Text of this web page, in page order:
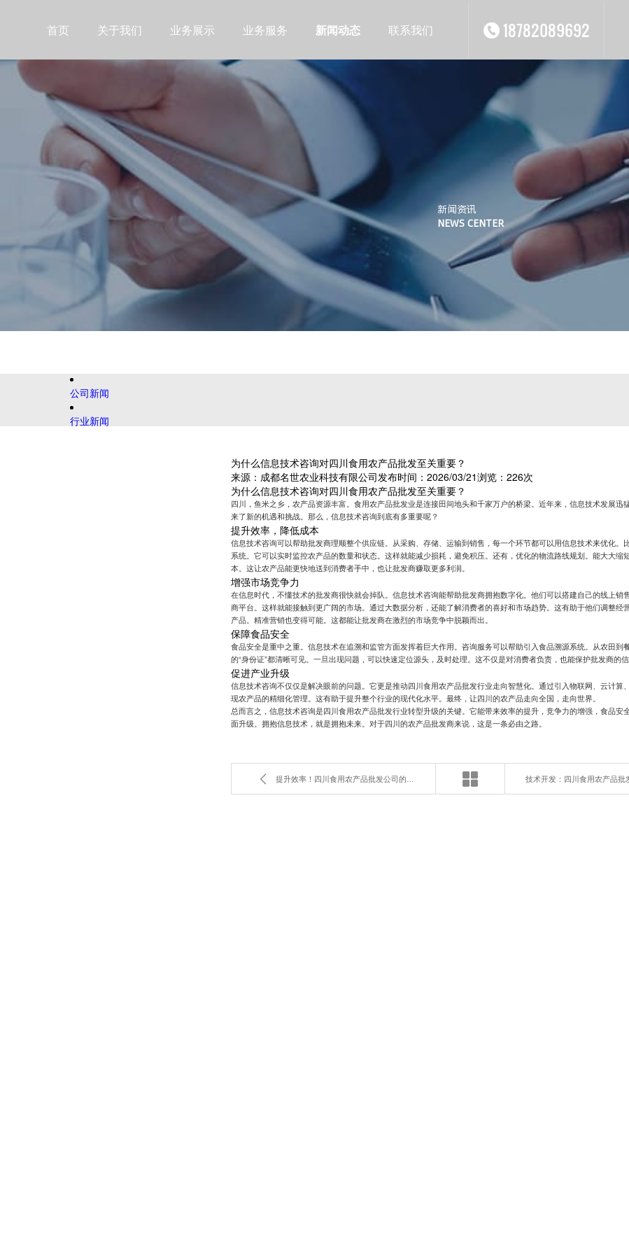
首页 关于我们 业务展示 业务服务 新闻动态 联系我们 18782089692
新闻资讯
NEWS CENTER
公司新闻
行业新闻
为什么信息技术咨询对四川食用农产品批发至关重要？
来源：成都名世农业科技有限公司发布时间：2026/03/21浏览：226次
为什么信息技术咨询对四川食用农产品批发至关重要？
四川，鱼米之乡，农产品资源丰富。食用农产品批发业是连接田间地头和千家万户的桥梁。近年来，信息技术发展迅
来了新的机遇和挑战。那么，信息技术咨询到底有多重要呢？
提升效率，降低成本
信息技术咨询可以帮助批发商理顺整个供应链。从采购、存储、运输到销售，每一个环节都可以用信息技术来优化。
系统。它可以实时监控农产品的数量和状态。这样就能减少损耗，避免积压。还有，优化的物流路线规划。能大大缩
本。这让农产品能更快地送到消费者手中，也让批发商赚取更多利润。
增强市场竞争力
在信息时代，不懂技术的批发商很快就会掉队。信息技术咨询能帮助批发商拥抱数字化。他们可以搭建自己的线上销
商平台。这样就能接触到更广阔的市场。通过大数据分析，还能了解消费者的喜好和市场趋势。这有助于他们调整经
产品。精准营销也变得可能。这都能让批发商在激烈的市场竞争中脱颖而出。
保障食品安全
食品安全是重中之重。信息技术在追溯和监管方面发挥着巨大作用。咨询服务可以帮助引入食品溯源系统。从农田到
的“身份证”都清晰可见。一旦出现问题，可以快速定位源头，及时处理。这不仅是对消费者负责，也能保护批发商的信
促进产业升级
信息技术咨询不仅仅是解决眼前的问题。它更是推动四川食用农产品批发行业走向智慧化。通过引入物联网、云计算
现农产品的精细化管理。这有助于提升整个行业的现代化水平。最终，让四川的农产品走向全国，走向世界。
总而言之，信息技术咨询是四川食用农产品批发行业转型升级的关键。它能带来效率的提升，竞争力的增强，食品安
面升级。拥抱信息技术，就是拥抱未来。对于四川的农产品批发商来说，这是一条必由之路。
提升效率！四川食用农产品批发公司的信息技术咨询指南